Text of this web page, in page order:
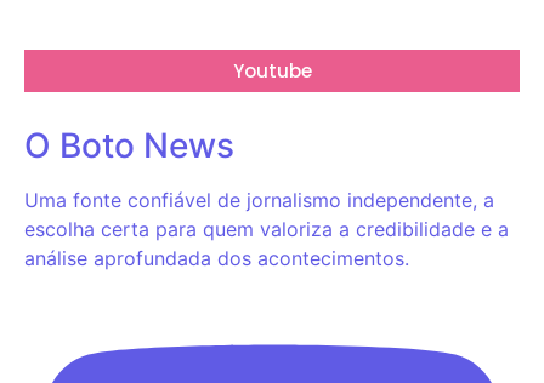
Youtube
O Boto News
Uma fonte confiável de jornalismo independente, a
escolha certa para quem valoriza a credibilidade e a
análise aprofundada dos acontecimentos.